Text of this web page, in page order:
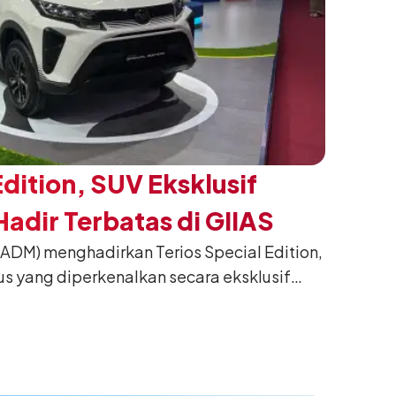
SUV Eksklusif
Terbatas di GIIAS
menghadirkan Terios Special Edition,
yang diperkenalkan secara eksklusif
International Auto Show (GIIAS) 2026
Dikembangkan dari varian Terios 1.5 X